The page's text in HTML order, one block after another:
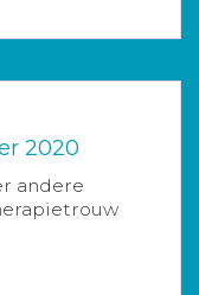
2020
andere